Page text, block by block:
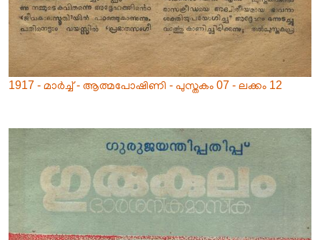
1917 - മാർച്ച് - ആത്മപോഷിണി - പുസ്തകം 07 - ലക്കം 12